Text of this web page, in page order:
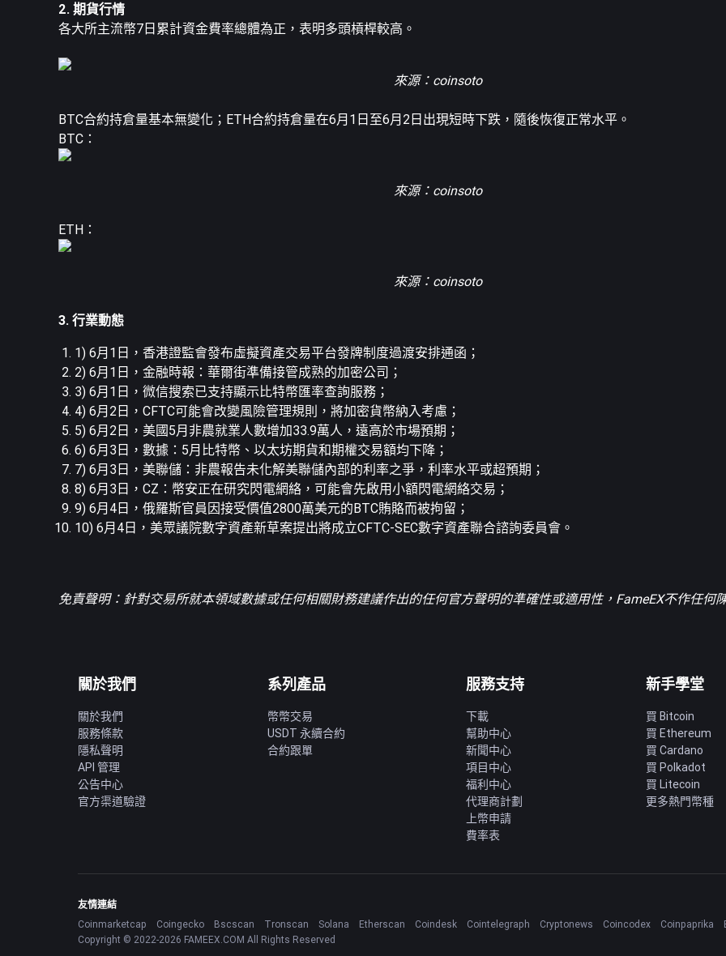
2. 期貨行情
各大所主流幣7日累計資金費率總體為正，表明多頭槓桿較高。
來源：coinsoto
BTC合約持倉量基本無變化；ETH合約持倉量在6月1日至6月2日出現短時下跌，隨後恢復正常水平。
BTC：
來源：coinsoto
ETH：
來源：coinsoto
3. 行業動態
1) 6月1日，香港證監會發布虛擬資產交易平台發牌制度過渡安排通函；
2) 6月1日，金融時報：華爾街準備接管成熟的加密公司；
3) 6月1日，微信搜索已支持顯示比特幣匯率查詢服務；
4) 6月2日，CFTC可能會改變風險管理規則，將加密貨幣納入考慮；
5) 6月2日，美國5月非農就業人數增加33.9萬人，遠高於市場預期；
6) 6月3日，數據：5月比特幣、以太坊期貨和期權交易額均下降；
7) 6月3日，美聯儲：非農報告未化解美聯儲內部的利率之爭，利率水平或超預期；
8) 6月3日，CZ：幣安正在研究閃電網絡，可能會先啟用小額閃電網絡交易；
9) 6月4日，俄羅斯官員因接受價值2800萬美元的BTC賄賂而被拘留；
10) 6月4日，美眾議院數字資產新草案提出將成立CFTC-SEC數字資產聯合諮詢委員會。
免責聲明：針對交易所就本領域數據或任何相關財務建議作出的任何官方聲明的準確性或適用性，FameEX不作任何
關於我們
關於我們
服務條款
隱私聲明
API 管理
公告中心
官方渠道驗證
系列產品
幣幣交易
USDT 永續合約
合約跟單
服務支持
下載
幫助中心
新聞中心
項目中心
福利中心
代理商計劃
上幣申請
費率表
新手學堂
買 Bitcoin
買 Ethereum
買 Cardano
買 Polkadot
買 Litecoin
更多熱門幣種
友情連結
Coinmarketcap
Coingecko Bscscan Tronscan Solana Etherscan Coindesk Cointelegraph Cryptonews Coincodex Coinpaprika
Copyright © 2022-2026 FAMEEX.COM All Rights Reserved